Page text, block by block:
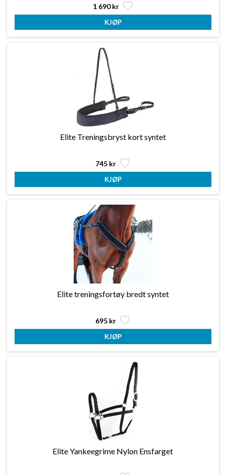
1 690 kr
Elite Treningsbryst kort syntet
745 kr
Elite treningsfortøy bredt syntet
695 kr
Elite Yankeegrime Nylon Ensfarget